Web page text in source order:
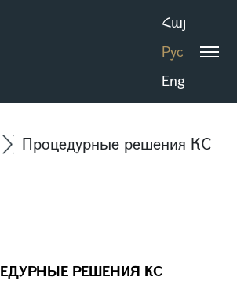
Հայ
Рус
Eng
Процедурные решения КС
РЕШЕНИЯ КС